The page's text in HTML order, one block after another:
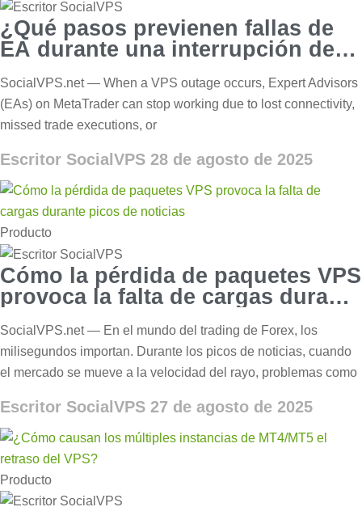
¿Qué pasos previenen fallas de
EA durante una interrupción de
SocialVPS.net — When a VPS outage occurs, Expert Advisors
(EAs) on MetaTrader can stop working due to lost connectivity,
missed trade executions, or
Escritor SocialVPS 28 de agosto de 2025
Producto
Cómo la pérdida de paquetes VPS
provoca la falta de cargas durante
SocialVPS.net — En el mundo del trading de Forex, los
milisegundos importan. Durante los picos de noticias, cuando
el mercado se mueve a la velocidad del rayo, problemas como
Escritor SocialVPS 27 de agosto de 2025
Producto